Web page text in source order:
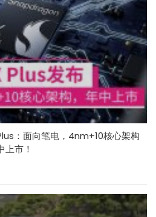
：面向笔电，4nm+10核心架构
上市！